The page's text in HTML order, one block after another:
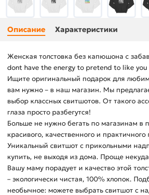
Описание Характеристики
Женская толстовка без капюшона с
dont have the energy to pretend to like you
Ищите оригинальный подарок для
вам нужно – в наш магазин. Мы
выбор классных свитшотов. От такого
глаза просто разбегутся!
Больше не нужно бегать по магазинам в
красивого, качественного и практичного
Уникальный свитшот с прикольными
купить, не выходя из дома. Проще
Вашу маму порадует и качество этой
– экологически чистая, 100% хлопок.
необычное: можете выбрать свитшот с